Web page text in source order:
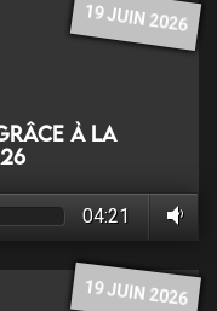
19 JUIN 2026
grâce à la
04:21
19 JUIN 2026